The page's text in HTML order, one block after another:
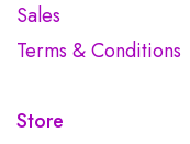
Sales
Terms & Conditions
Store